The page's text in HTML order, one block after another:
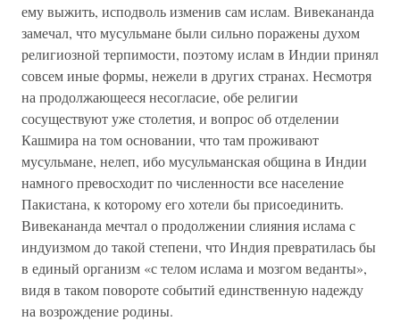
ему выжить, исподволь изменив сам ислам. Вивекананда
замечал, что мусульмане были сильно поражены духом
религиозной терпимости, поэтому ислам в Индии принял
совсем иные формы, нежели в других странах. Несмотря
на продолжающееся несогласие, обе религии
сосуществуют уже столетия, и вопрос об отделении
Кашмира на том основании, что там проживают
мусульмане, нелеп, ибо мусульманская община в Индии
намного превосходит по численности все население
Пакистана, к которому его хотели бы присоединить.
Вивекананда мечтал о продолжении слияния ислама с
индуизмом до такой степени, что Индия превратилась бы
в единый организм «с телом ислама и мозгом веданты»,
видя в таком повороте событий единственную надежду
на возрождение родины.